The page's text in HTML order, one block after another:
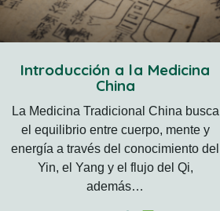
Introducción a la Medicina
China
La Medicina Tradicional China busca
el equilibrio entre cuerpo, mente y
energía a través del conocimiento del
Yin, el Yang y el flujo del Qi,
además…